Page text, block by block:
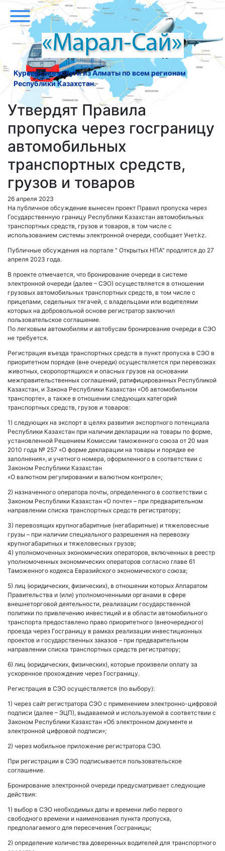
Курьерские услуги из Алматы по всем регионам
Республики Казахстан.
Утвердят Правила
пропуска через госграницу
автомобильных
транспортных средств,
грузов и товаров
26 апреля 2023
На публичное обсуждение вынесен проект Правил пропуска через
Государственную границу Республики Казахстан автомобильных
транспортных средств, грузов и товаров, в том числе с
использованием системы электронной очереди, сообщает Учет.kz.
Публичные обсуждения на портале " Открытых НПА" продлятся до 27
апреля 2023 года.
В проекте отмечается, что бронирование очереди в системе
электронной очереди (далее – СЭО) осуществляется в отношении
грузовых автомобильных транспортных средств, в том числе с
прицепами, седельных тягачей, с владельцами или водителями
которых на добровольной основе регистратор заключил
пользовательское соглашение.
По легковым автомобилям и автобусам бронирование очереди в СЭО
не требуется.
Регистрация въезда транспортных средств в пункт пропуска в СЭО в
приоритетном порядке (вне очереди) осуществляется при перевозках
животных, скоропортящихся и опасных грузов на основании
межправительственных соглашений, ратифицированных Республикой
Казахстан, и Закона Республики Казахстан «Об автомобильном
транспорте», а также в отношении следующих категорий
транспортных средств, грузов и товаров:
1) следующих на экспорт в целях развития экспортного потенциала
Республики Казахстан при наличии декларации на товары по форме,
установленной Решением Комиссии таможенного союза от 20 мая
2010 года № 257 «О форме декларации на товары и порядке ее
заполнения», и учетного номера, оформленного в соответствии с
Законом Республики Казахстан
«О валютном регулировании и валютном контроле»;
2) назначенного оператора почты, определенного в соответствии с
Законом Республики Казахстан «О почте» – при предварительном
направлении списка транспортных средств регистратору;
3) перевозящих крупногабаритные (негабаритные) и тяжеловесные
грузы – при наличии специального разрешения на перевозку
крупногабаритных и тяжеловесных грузов;
4) уполномоченных экономических операторов, включенных в реестр
уполномоченных экономических операторов согласно главе 61
Таможенного кодекса Евразийского экономического союза;
5) лиц (юридических, физических), в отношении которых Аппаратом
Правительства и (или) уполномоченными органами в сфере
внешнеторговой деятельности, реализации государственной
политики по привлечению инвестиций и в области автомобильного
транспорта предоставлено право приоритетного (внеочередного)
проезда через Госграницу в рамках реализации инвестиционных
проектов и государственных заказов – при предварительном
направлении списка транспортных средств регистратору;
6) лиц (юридических, физических), которые произвели оплату за
ускоренное прохождение через Госграницу.
Регистрация в СЭО осуществляется (по выбору):
1) через сайт регистратора СЭО с применением электронно-цифровой
подписи (далее – ЭЦП), выдаваемой и используемой в соответствии с
Законом Республики Казахстан «Об электронном документе и
электронной цифровой подписи»;
2) через мобильное приложение регистратора СЭО.
При регистрации в СЭО подписывается пользовательское
соглашение.
Бронирование электронной очереди предусматривает следующие
действия:
1) выбор в СЭО необходимых даты и времени либо первого
свободного времени и наименования пункта пропуска,
предполагаемого для пересечения Госграницы;
2) определение количества доверенных водителей для транспортного